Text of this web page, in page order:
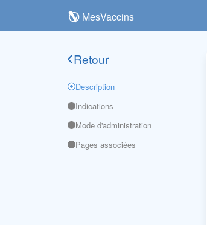
MesVaccins
Retour
Description
Indications
Mode d'administration
Pages associées